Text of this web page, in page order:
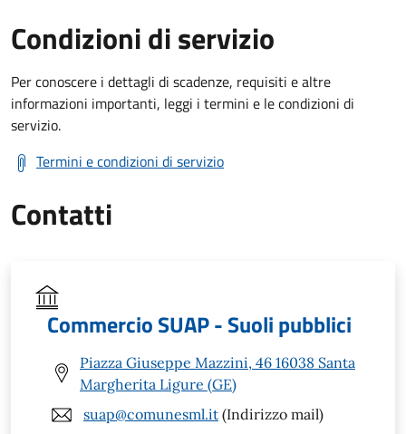
Condizioni di servizio
Per conoscere i dettagli di scadenze, requisiti e altre
informazioni importanti, leggi i termini e le condizioni di
servizio.
Termini e condizioni di servizio
Contatti
Commercio SUAP - Suoli pubblici
Piazza Giuseppe Mazzini, 46 16038 Santa
Margherita Ligure (GE)
suap@comunesml.it (Indirizzo mail)